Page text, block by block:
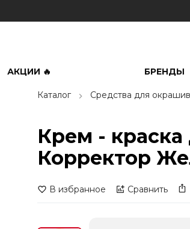
АКЦИИ 🔥 БРЕНДЫ
Каталог Средства для
Крем - краска
Корректор
В избранное Сравнить